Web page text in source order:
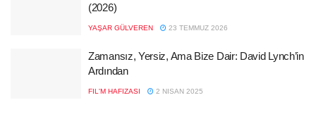
(2026)
YAŞAR GÜLVEREN 23 TEMMUZ 2026
Zamansız, Yersiz, Ama Bize Dair: David Lynch’in
Ardından
FIL'M HAFIZASI 2 NISAN 2025